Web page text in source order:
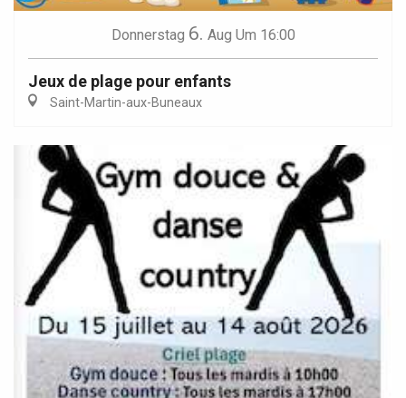
Donnerstag 6. Aug Um 16:00
Jeux de plage pour enfants
Saint-Martin-aux-Buneaux